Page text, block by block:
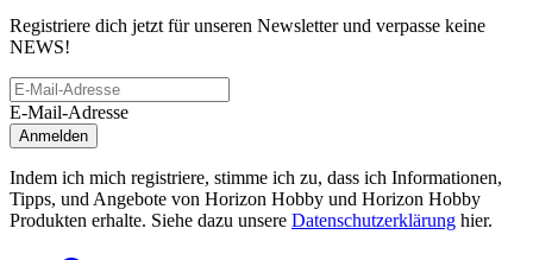
Registriere dich jetzt für unseren Newsletter und verpasse keine
NEWS!
E-Mail-Adresse
Anmelden
Indem ich mich registriere, stimme ich zu, dass ich Informationen,
Tipps, und Angebote von Horizon Hobby und Horizon Hobby
Produkten erhalte. Siehe dazu unsere Datenschutzerklärung hier.